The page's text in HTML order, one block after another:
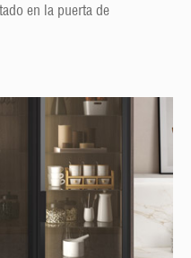
en la puerta de